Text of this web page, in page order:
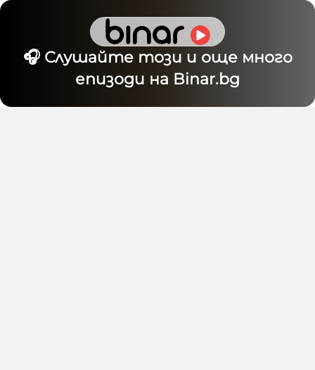
🎧 Слушайте този и още много
епизоди на Binar.bg